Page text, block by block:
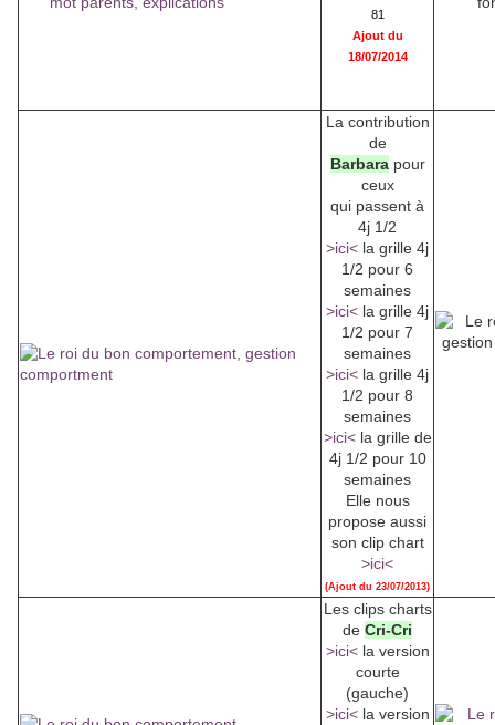
81
Ajout du
18/07/2014
La contribution
de
Barbarapour
ceux
qui passent à
4j 1/2
>ici< la grille 4j
1/2 pour 6
semaines
>ici< la grille 4j
1/2 pour 7
semaines
>ici< la grille 4j
1/2 pour 8
semaines
>ici<la grille de
4j 1/2 pour 10
semaines
Elle nous
propose aussi
son clip chart
>ici<
(Ajout du 23/07/2013)
Les clips charts
de Cri-Cri
>ici<la version
courte
(gauche)
>ici<la version